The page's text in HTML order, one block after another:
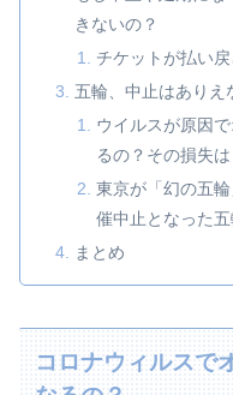
きないの？
チケットが払い
五輪、中止はありえ
ウイルスが原因
るの？その損失は
東京が「幻の五
催中止となった五
まとめ
コロナウィルスで